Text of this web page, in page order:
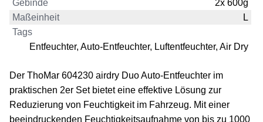
Gebinde
2x 600g
Maßeinheit
L
Tags
Entfeuchter, Auto-Entfeuchter, Luftentfeuchter, Air Dry
Der ThoMar 604230 airdry Duo Auto-Entfeuchter im
praktischen 2er Set bietet eine effektive Lösung zur
Reduzierung von Feuchtigkeit im Fahrzeug. Mit einer
beeindruckenden Feuchtigkeitsaufnahme von bis zu 1000